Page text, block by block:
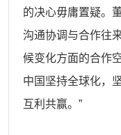
的决心毋庸置疑。
沟通协调与合作往
候变化方面的合作
中国坚持全球化，
互利共赢。”